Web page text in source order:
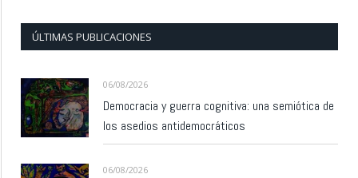
ÚLTIMAS PUBLICACIONES
06/08/2026
Democracia y guerra cognitiva: una semiótica de
los asedios antidemocráticos
06/08/2026